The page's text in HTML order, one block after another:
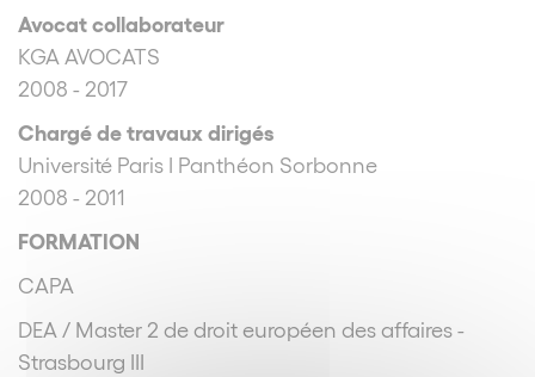
Avocat collaborateur
KGA AVOCATS
2008 - 2017
Chargé de travaux dirigés
Université Paris I Panthéon Sorbonne
2008 - 2011
FORMATION
CAPA
DEA / Master 2 de droit européen des affaires -
Strasbourg III